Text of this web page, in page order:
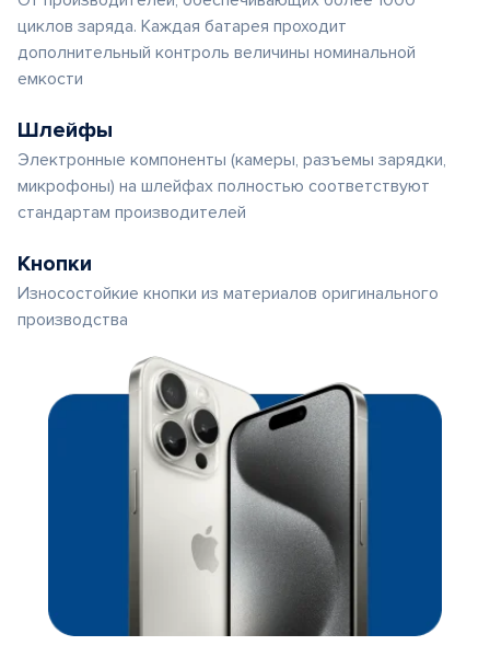
циклов заряда. Каждая батарея проходит
дополнительный контроль величины номинальной
емкости
Шлейфы
Электронные компоненты (камеры, разъемы зарядки,
микрофоны) на шлейфах полностью соответствуют
стандартам производителей
Кнопки
Износостойкие кнопки из материалов оригинального
производства